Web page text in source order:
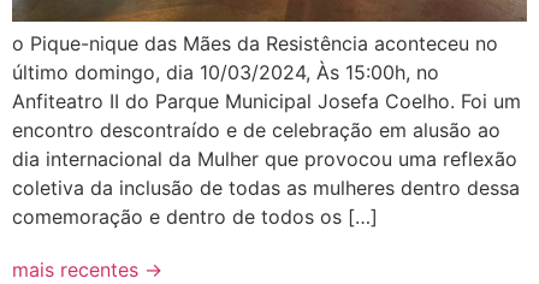
o Pique-nique das Mães da Resistência aconteceu no
último domingo, dia 10/03/2024, Às 15:00h, no
Anfiteatro II do Parque Municipal Josefa Coelho. Foi um
encontro descontraído e de celebração em alusão ao
dia internacional da Mulher que provocou uma reflexão
coletiva da inclusão de todas as mulheres dentro dessa
comemoração e dentro de todos os […]
mais recentes →